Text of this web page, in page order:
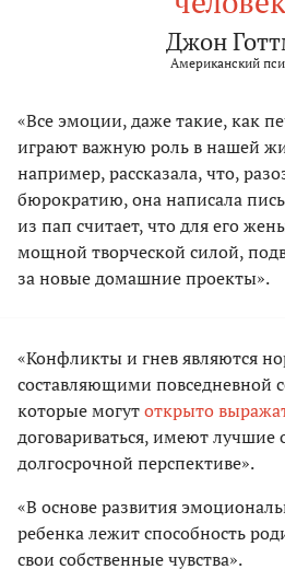
Джон
Американский
«Все эмоции, даже такие, как
играют важную роль в нашей
например, рассказала, что,
бюрократию, она написала
из пап считает, что для его
мощной творческой силой,
за новые домашние проекты».
«Конфликты и гнев являются
составляющими повседневной
которые могутоткрыто
договариваться, имеют лучшие
долгосрочной перспективе».
«В основе развития
ребенка лежит способность
свои собственные чувства».